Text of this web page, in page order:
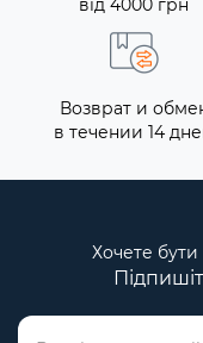
від 4000 грн
Возврат и
в течении 14
Хочете бути